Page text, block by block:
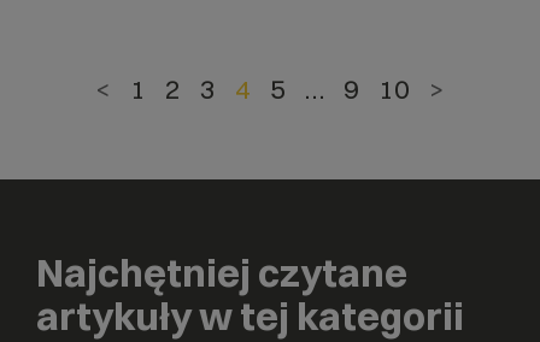
< 1 2 3 4 5 … 9 10 >
Najchętniej czytane
artykuły w tej kategorii